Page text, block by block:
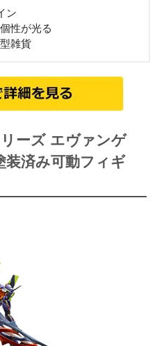
ン
性が光る
雑貨
ーズ エヴァンゲ
装済み可動フィギ